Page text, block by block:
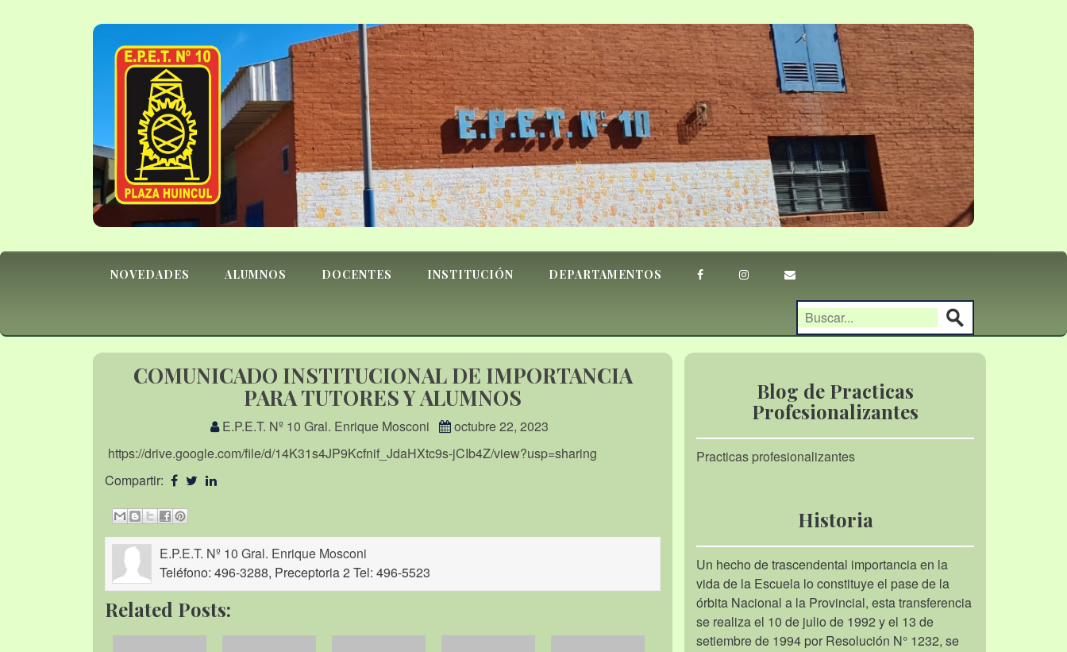
NOVEDADES ALUMNOS DOCENTES INSTITUCIÓN DEPARTAMENTOS
COMUNICADO INSTITUCIONAL DE IMPORTANCIA
PARA TUTORES Y ALUMNOS
E.P.E.T. Nº 10 Gral. Enrique Mosconi
octubre 22, 2023
https://drive.google.com/file/d/14K31s4JP9Kcfnif_JdaHXtc9s-jCIb4Z/view?usp=sharing
Compartir:
E.P.E.T. Nº 10 Gral. Enrique Mosconi
Teléfono: 496-3288, Preceptoria 2 Tel: 496-5523
Related Posts:
Blog de Practicas
Profesionalizantes
Practicas profesionalizantes
Historia
Un hecho de trascendental importancia en la
vida de la Escuela lo constituye el pase de la
órbita Nacional a la Provincial, esta transferencia
se realiza el 10 de julio de 1992 y el 13 de
setiembre de 1994 por Resolución N° 1232, se